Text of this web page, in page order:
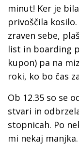
minut! Ker je
privoščila
zraven sebe,
list in boarding
kupon) pa na
roki, ko bo čas
Ob 12.35 so se
stvari in
stopnicah. Po
mi nekaj manjka.